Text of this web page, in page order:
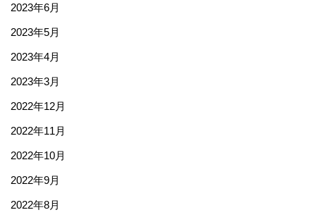
2023年6月
2023年5月
2023年4月
2023年3月
2022年12月
2022年11月
2022年10月
2022年9月
2022年8月